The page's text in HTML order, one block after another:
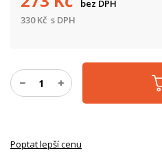
bez DPH
330Kč s DPH
Poptat lepší cenu